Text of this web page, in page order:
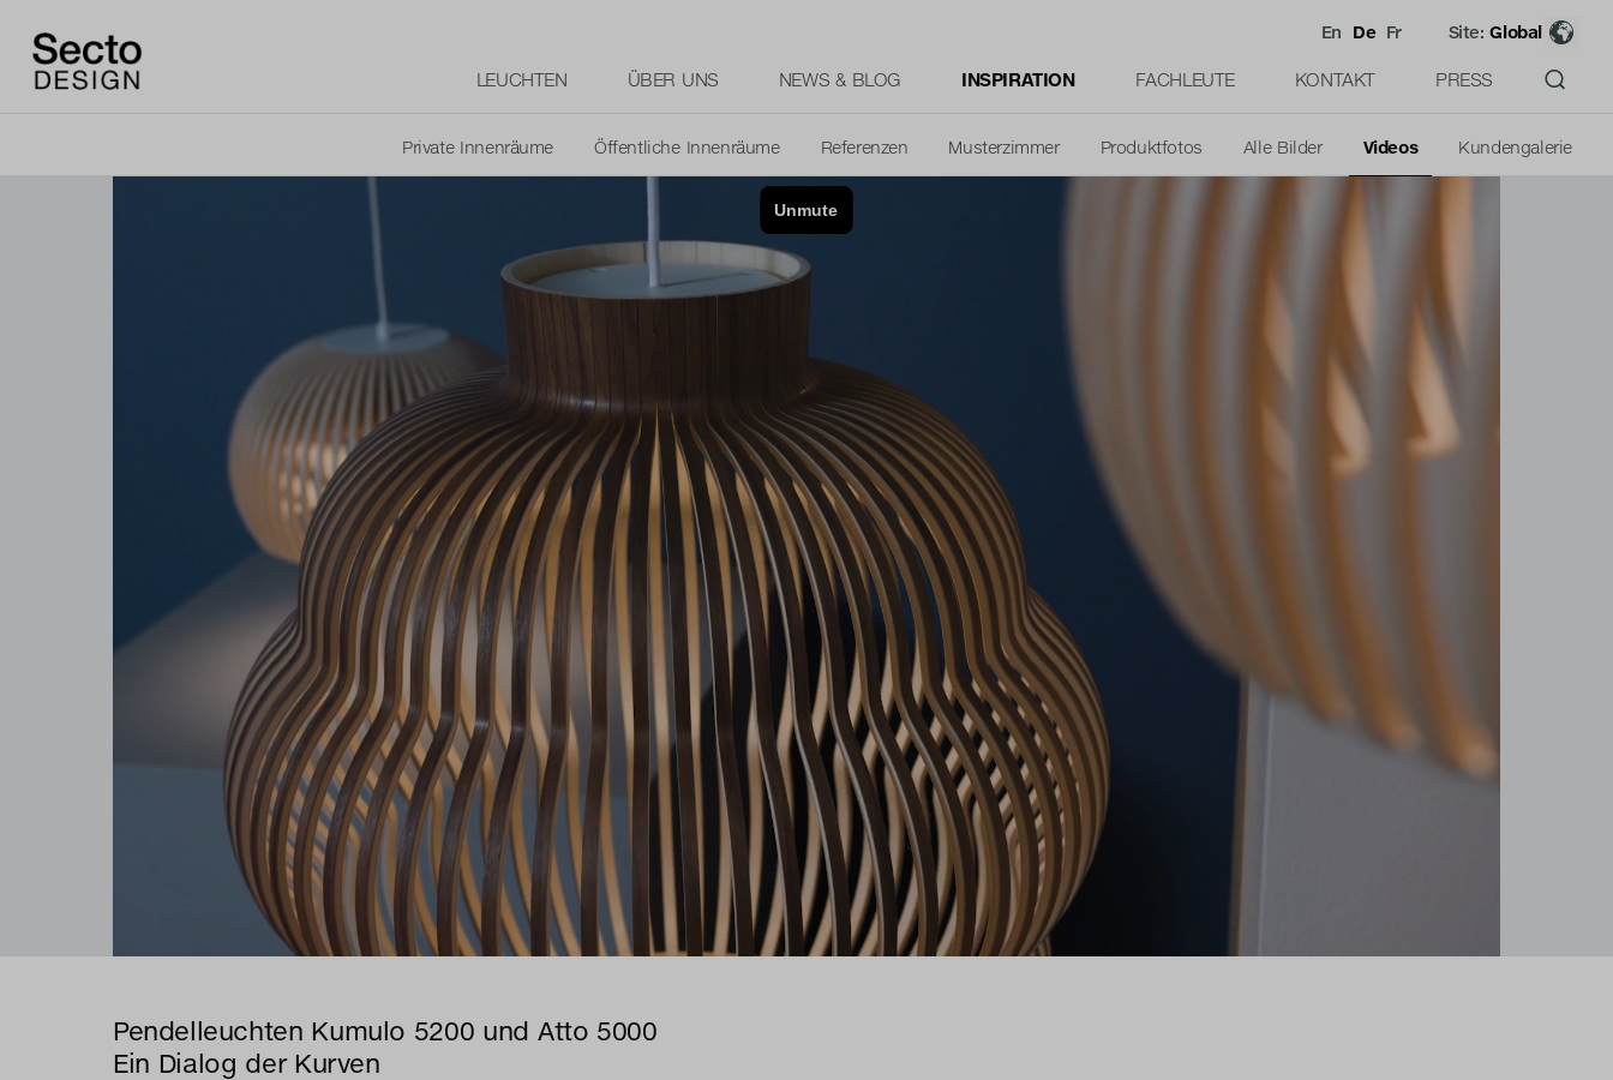
LEUCHTEN ÜBER UNS NEWS & BLOG INSPIRATION FACHLEUTE KONTAKT PRESS
En De Fr Site:Global
Private Innenräume Öffentliche Innenräume Referenzen Musterzimmer Produktfotos Alle Bilder Videos Kundengalerie
Pendelleuchten Kumulo 5200 und Atto 5000
Ein Dialog der Kurven